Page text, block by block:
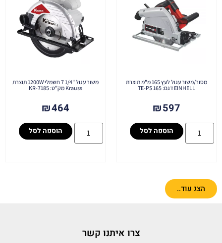
מסור/משור עגול לעץ 165 מ"מ תוצרת
EINHELL דגם: TE-PS 165
₪597
הוספה לסל
משור עגול "1/4 7 חשמלי 1200W תוצרת
Krauss מק"ט: KR-7185
₪464
הוספה לסל
הצג עוד..
צרו איתנו קשר